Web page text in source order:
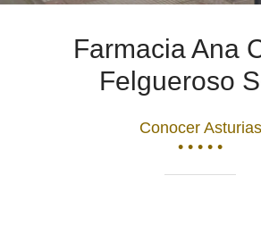
Farmacia Ana
Felgueroso
Conocer Asturias
• • • • •